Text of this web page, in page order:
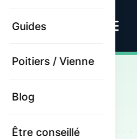
Guides
Poitiers / Vienne
Blog
Être conseillé
RNCP